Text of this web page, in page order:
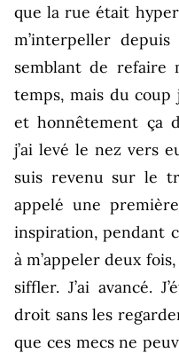
que la rue était
m’interpeller
semblant de refaire
temps, mais du coup
et honnêtement ça
j’ai levé le nez vers
suis revenu sur le
appelé une
inspiration, pendant
à m’appeler deux
siffler. J’ai avancé.
droit sans les
que ces mecs ne